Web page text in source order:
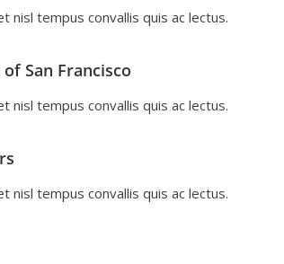
nisl tempus convallis quis ac lectus.
San Francisco
nisl tempus convallis quis ac lectus.
nisl tempus convallis quis ac lectus.